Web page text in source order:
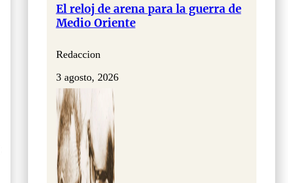
El reloj de arena para la guerra de
Medio Oriente
Redaccion
3 agosto, 2026